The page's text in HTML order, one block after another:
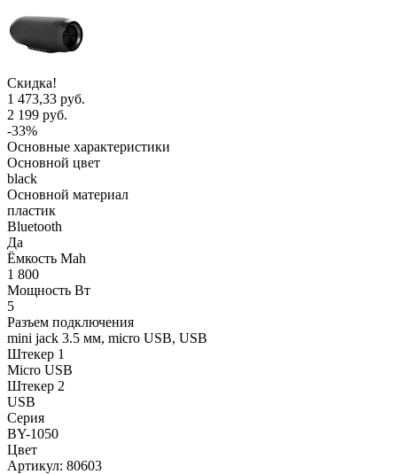
Скидка!
1 473,33 руб.
2 199 руб.
-33%
Основные характеристики
Основной цвет
black
Основной материал
пластик
Bluetooth
Да
Ёмкость Mah
1 800
Мощность Вт
5
Разъем подключения
mini jack 3.5 мм, micro USB, USB
Штекер 1
Micro USB
Штекер 2
USB
Серия
BY-1050
Цвет
Артикул: 80603